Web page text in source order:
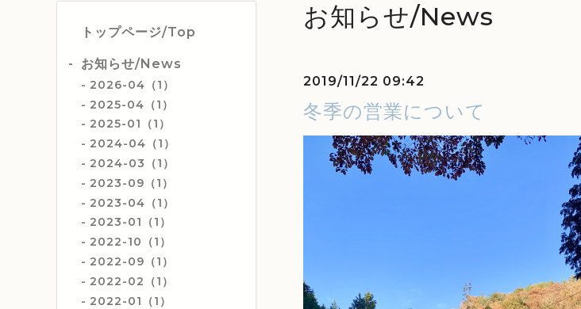
トップページ/Top
お知らせ/News
2026-04（1）
2025-04（1）
2025-01（1）
2024-04（1）
2024-03（1）
2023-09（1）
2023-04（1）
2023-01（1）
2022-10（1）
2022-09（1）
2022-02（1）
2022-01（1）
お知らせ/News
2019/11/22 09:42
冬季の営業について